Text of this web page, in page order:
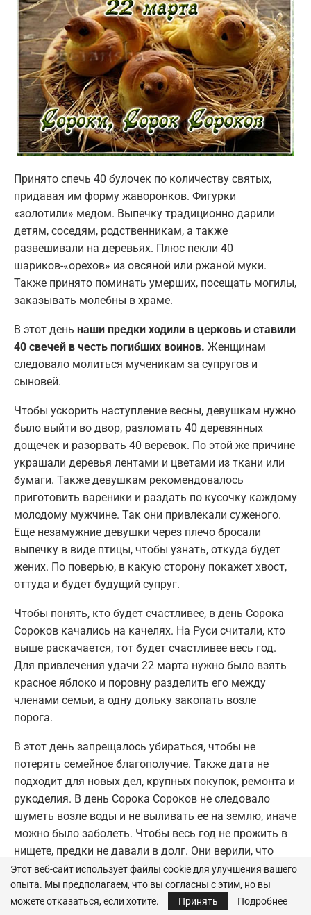
Принято спечь 40 булочек по количеству святых,
придавая им форму жаворонков. Фигурки
«золотили» медом. Выпечку традиционно дарили
детям, соседям, родственникам, а также
развешивали на деревьях. Плюс пекли 40
шариков-«орехов» из овсяной или ржаной муки.
Также принято поминать умерших, посещать могилы,
заказывать молебны в храме.
В этот день наши предки ходили в церковь и ставили
40 свечей в честь погибших воинов. Женщинам
следовало молиться мученикам за супругов и
сыновей.
Чтобы ускорить наступление весны, девушкам нужно
было выйти во двор, разломать 40 деревянных
дощечек и разорвать 40 веревок. По этой же причине
украшали деревья лентами и цветами из ткани или
бумаги. Также девушкам рекомендовалось
приготовить вареники и раздать по кусочку каждому
молодому мужчине. Так они привлекали суженого.
Еще незамужние девушки через плечо бросали
выпечку в виде птицы, чтобы узнать, откуда будет
жених. По поверью, в какую сторону покажет хвост,
оттуда и будет будущий супруг.
Чтобы понять, кто будет счастливее, в день Сорока
Сороков качались на качелях. На Руси считали, кто
выше раскачается, тот будет счастливее весь год.
Для привлечения удачи 22 марта нужно было взять
красное яблоко и поровну разделить его между
членами семьи, а одну дольку закопать возле
порога.
В этот день запрещалось убираться, чтобы не
потерять семейное благополучие. Также дата не
подходит для новых дел, крупных покупок, ремонта и
рукоделия. В день Сорока Сороков не следовало
шуметь возле воды и не выливать ее на землю, иначе
можно было заболеть. Чтобы весь год не прожить в
нищете, предки не давали в долг. Они верили, что
должник не рассчитается и может скрываться. Под
запретом в этот день была покупка веника.
Ослушавшимся сулили потерю достатка.
Этот веб-сайт использует файлы cookie для улучшения вашего
опыта. Мы предполагаем, что вы согласны с этим, но вы
можете отказаться, если хотите.
Принять Подробнее